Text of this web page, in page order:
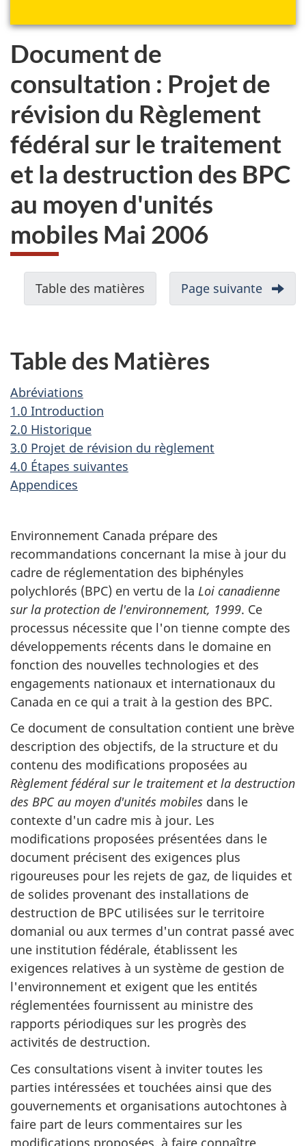
Document de
consultation : Projet de
révision du Règlement
fédéral sur le traitement
et la destruction des BPC
au moyen d'unités
mobiles Mai 2006
g
a
t
i
o
n
d
n
s
u
n
d
o
c
u
m
e
n
t
Table des matières Page suivante
Table des Matières
Abréviations
1.0 Introduction
2.0 Historique
3.0 Projet de révision du règlement
4.0 Étapes suivantes
Appendices
Environnement Canada prépare des
recommandations concernant la mise à jour du
cadre de réglementation des biphényles
polychlorés (BPC) en vertu de la Loi canadienne
sur la protection de l'environnement, 1999. Ce
processus nécessite que l'on tienne compte des
développements récents dans le domaine en
fonction des nouvelles technologies et des
engagements nationaux et internationaux du
Canada en ce qui a trait à la gestion des BPC.
Ce document de consultation contient une brève
description des objectifs, de la structure et du
contenu des modifications proposées au
Règlement fédéral sur le traitement et la destruction
des BPC au moyen d'unités mobiles dans le
contexte d'un cadre mis à jour. Les
modifications proposées présentées dans le
document précisent des exigences plus
rigoureuses pour les rejets de gaz, de liquides et
de solides provenant des installations de
destruction de BPC utilisées sur le territoire
domanial ou aux termes d'un contrat passé avec
une institution fédérale, établissent les
exigences relatives à un système de gestion de
l'environnement et exigent que les entités
réglementées fournissent au ministre des
rapports périodiques sur les progrès des
activités de destruction.
Ces consultations visent à inviter toutes les
parties intéressées et touchées ainsi que des
gouvernements et organisations autochtones à
faire part de leurs commentaires sur les
modifications proposées, à faire connaître